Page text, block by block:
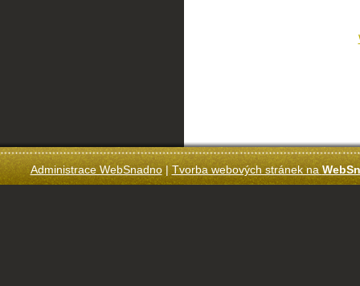
Administrace WebSnadno|Tvorba webových stránek na